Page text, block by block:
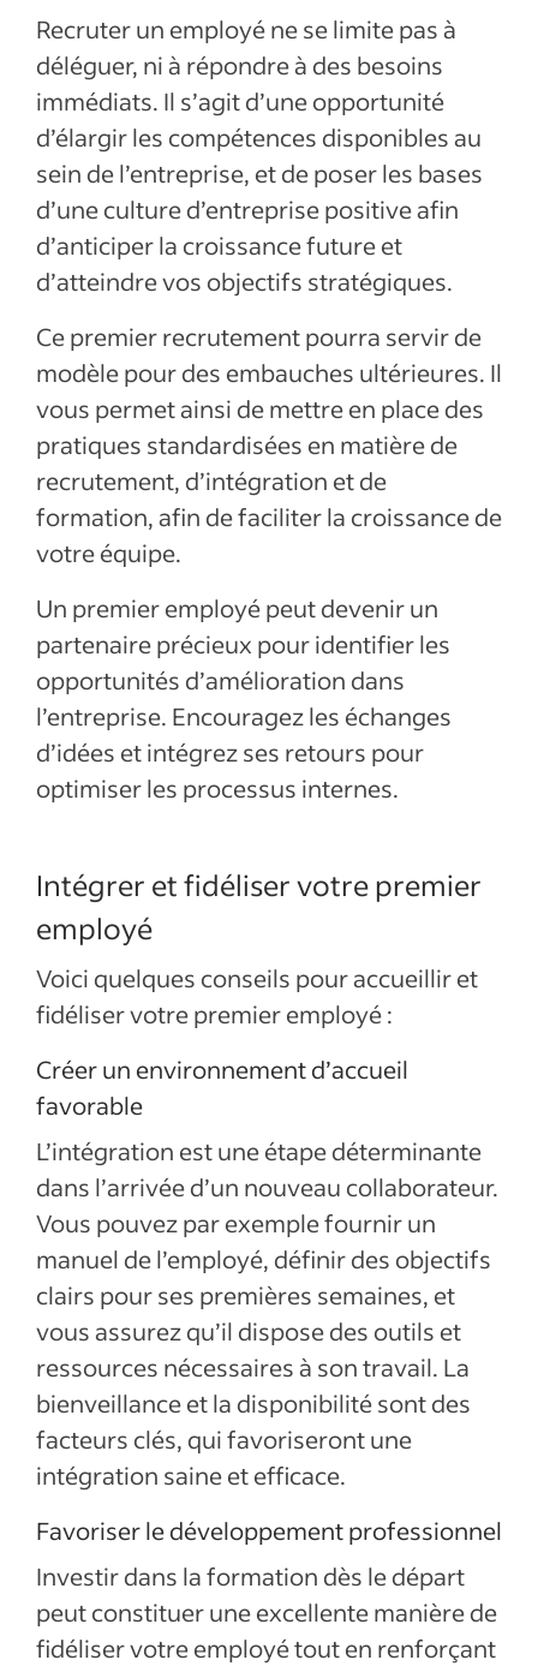
Recruter un employé ne se limite pas à
déléguer, ni à répondre à des besoins
immédiats. Il s’agit d’une opportunité
d’élargir les compétences disponibles au
sein de l’entreprise, et de poser les bases
d’une culture d’entreprise positive afin
d’anticiper la croissance future et
d’atteindre vos objectifs stratégiques.
Ce premier recrutement pourra servir de
modèle pour des embauches ultérieures. Il
vous permet ainsi de mettre en place des
pratiques standardisées en matière de
recrutement, d’intégration et de
formation, afin de faciliter la croissance de
votre équipe.
Un premier employé peut devenir un
partenaire précieux pour identifier les
opportunités d’amélioration dans
l’entreprise. Encouragez les échanges
d’idées et intégrez ses retours pour
optimiser les processus internes.
Intégrer et fidéliser votre premier
employé
Voici quelques conseils pour accueillir et
fidéliser votre premier employé :
Créer un environnement d’accueil
favorable
L’intégration est une étape déterminante
dans l’arrivée d’un nouveau collaborateur.
Vous pouvez par exemple fournir un
manuel de l’employé, définir des objectifs
clairs pour ses premières semaines, et
vous assurez qu’il dispose des outils et
ressources nécessaires à son travail. La
bienveillance et la disponibilité sont des
facteurs clés, qui favoriseront une
intégration saine et efficace.
Favoriser le développement professionnel
Investir dans la formation dès le départ
peut constituer une excellente manière de
fidéliser votre employé tout en renforçant